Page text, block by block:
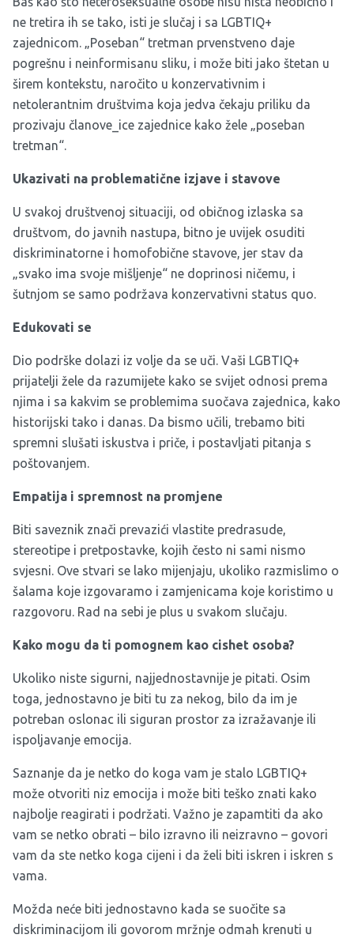
ne tretira ih se tako, isti je slučaj i sa LGBTIQ+
zajednicom. „Poseban“ tretman prvenstveno daje
pogrešnu i neinformisanu sliku, i može biti jako štetan u
širem kontekstu, naročito u konzervativnim i
netolerantnim društvima koja jedva čekaju priliku da
prozivaju članove_ice zajednice kako žele „poseban
tretman“.
Ukazivati na problematične izjave i stavove
U svakoj društvenoj situaciji, od običnog izlaska sa
društvom, do javnih nastupa, bitno je uvijek osuditi
diskriminatorne i homofobične stavove, jer stav da
„svako ima svoje mišljenje“ ne doprinosi ničemu, i
šutnjom se samo podržava konzervativni status quo.
Edukovati se
Dio podrške dolazi iz volje da se uči. Vaši LGBTIQ+
prijatelji žele da razumijete kako se svijet odnosi prema
njima i sa kakvim se problemima suočava zajednica, kako
historijski tako i danas. Da bismo učili, trebamo biti
spremni slušati iskustva i priče, i postavljati pitanja s
poštovanjem.
Empatija i spremnost na promjene
Biti saveznik znači prevazići vlastite predrasude,
stereotipe i pretpostavke, kojih često ni sami nismo
svjesni. Ove stvari se lako mijenjaju, ukoliko razmislimo o
šalama koje izgovaramo i zamjenicama koje koristimo u
razgovoru. Rad na sebi je plus u svakom slučaju.
Kako mogu da ti pomognem kao cishet osoba?
Ukoliko niste sigurni, najjednostavnije je pitati. Osim
toga, jednostavno je biti tu za nekog, bilo da im je
potreban oslonac ili siguran prostor za izražavanje ili
ispoljavanje emocija.
Saznanje da je netko do koga vam je stalo LGBTIQ+
može otvoriti niz emocija i može biti teško znati kako
najbolje reagirati i podržati. Važno je zapamtiti da ako
vam se netko obrati – bilo izravno ili neizravno – govori
vam da ste netko koga cijeni i da želi biti iskren i iskren s
vama.
Možda neće biti jednostavno kada se suočite sa
diskriminacijom ili govorom mržnje odmah krenuti u